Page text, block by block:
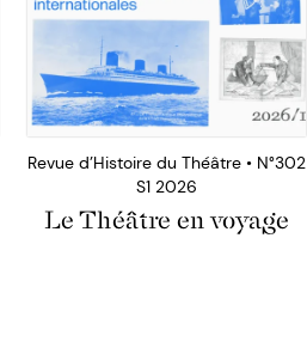
Revue d’Histoire du Théâtre • N°302
S1 2026
Le Théâtre en voyage